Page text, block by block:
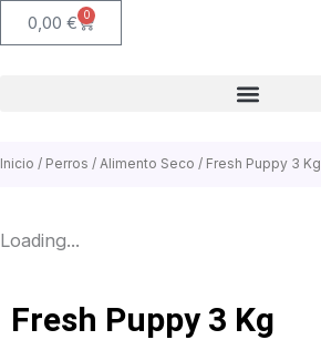
0,00 € 0
Carrito
Inicio / Perros / Alimento Seco / Fresh Puppy 3 Kg
Loading...
Fresh Puppy 3 Kg